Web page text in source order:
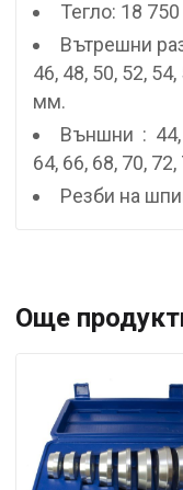
Тегло: 18 750
Вътрешни
46, 48, 50, 52,
мм.
Външни : 44,
64, 66, 68, 70,
Резби на
Още